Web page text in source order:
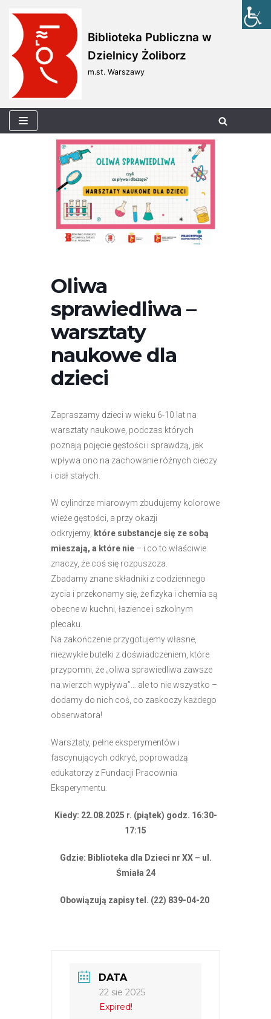
Skocz
do
treści
Biblioteka Publiczna w
Dzielnicy Żoliborz
m.st. Warszawy
Oliwa
sprawiedliwa –
warsztaty
naukowe dla
dzieci
Zapraszamy dzieci w wieku 6-10 lat na
warsztaty naukowe, podczas których
poznają pojęcie gęstości i sprawdzą, jak
wpływa ono na zachowanie różnych cieczy
i ciał stałych.
W cylindrze miarowym zbudujemy kolorowe
wieże gęstości, a przy okazji
odkryjemy, które substancje się ze sobą
mieszają, a które nie – i co to właściwie
znaczy, że coś się rozpuszcza.
Zbadamy znane składniki z codziennego
życia i przekonamy się, że fizyka i chemia są
obecne w kuchni, łazience i szkolnym
plecaku.
Na zakończenie przygotujemy własne,
niezwykłe butelki z doświadczeniem, które
przypomni, że „oliwa sprawiedliwa zawsze
na wierzch wypływa”… ale to nie wszystko –
dodamy do nich coś, co zaskoczy każdego
obserwatora!
Warsztaty, pełne eksperymentów i
fascynujących odkryć, poprowadzą
edukatorzy z Fundacji Pracownia
Eksperymentu.
Kiedy: 22.08.2025 r. (piątek) godz. 16:30-
17:15
Gdzie: Biblioteka dla Dzieci nr XX – ul.
Śmiała 24
Obowiązują zapisy tel. (22) 839-04-20
DATA
22 sie 2025
Expired!